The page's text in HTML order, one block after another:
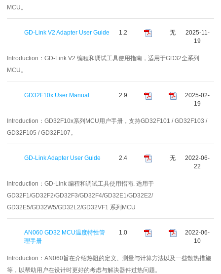
MCU。
GD-Link V2 Adapter User Guide 1.2 无
2025-11-
19
Introduction： GD-Link V2 编程和调试工具使用指南，适用于GD32全系列
MCU。
GD32F10x User Manual 2.9
2025-02-
19
Introduction： GD32F10x系列MCU用户手册，支持GD32F101 / GD32F103 /
GD32F105 / GD32F107。
GD-Link Adapter User Guide 2.4 无
2022-06-
22
Introduction： GD-Link 编程和调试工具使用指南. 适用于
GD32F1/GD32F2/GD32F3/GD32F4/GD32E1/GD32E2/
GD32E5/GD32W5/GD32L2/GD32VF1 系列MCU
AN060 GD32 MCU温度特性管
理手册
1.0
2022-06-
10
Introduction： AN060旨在介绍热阻的定义、测量与计算方法以及一些散热措施
等，以帮助用户在设计时更好的考虑与解决器件过热问题。